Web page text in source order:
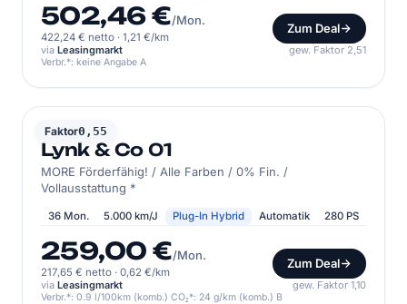
502,46 €/Mon.
422,24 € netto · 1,21 €/km
Zum Deal
via Leasingmarkt gew. Faktor 2,51
Verbr.*: keine Angabe A
Faktor0,55
LYNK & CO
Lynk & Co 01
MORE Förderfähig! / Alle Farben / 0% Fin. /
Vollausstattung *
36 Mon. 5.000 km/J Plug-In Hybrid Automatik 280 PS
259,00 €/Mon.
217,65 € netto · 0,62 €/km
Zum Deal
via Leasingmarkt gew. Faktor 1,10
Verbr.*: 0.9 l/100km (komb.) CO₂*: 24 g/km (komb.) B